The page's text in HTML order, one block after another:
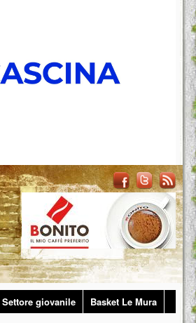
Settore giovanile Basket Le Mura